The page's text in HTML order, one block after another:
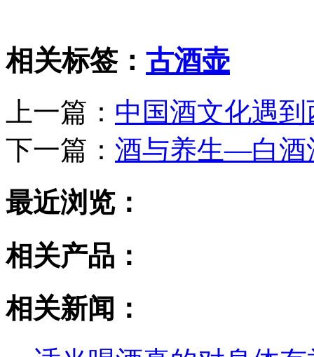
相关标签： 古酒壶
上一篇： 中国酒文化遇
下一篇： 酒与养生—白酒
最近浏览：
相关产品：
相关新闻：